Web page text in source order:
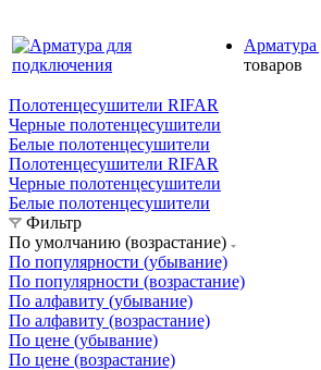
Арматура
товаров
Полотенцесушители RIFAR
Черные полотенцесушители
Белые полотенцесушители
Полотенцесушители RIFAR
Черные полотенцесушители
Белые полотенцесушители
Фильтр
По умолчанию (возрастание)
По популярности (убывание)
По популярности (возрастание)
По алфавиту (убывание)
По алфавиту (возрастание)
По цене (убывание)
По цене (возрастание)